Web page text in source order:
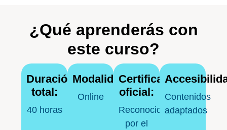
¿Qué aprenderás con
este curso?
Duración
total:
40 horas
Modalidad:
Online
Certificación
oficial:
Reconocida
por el
Contenidos
adaptados